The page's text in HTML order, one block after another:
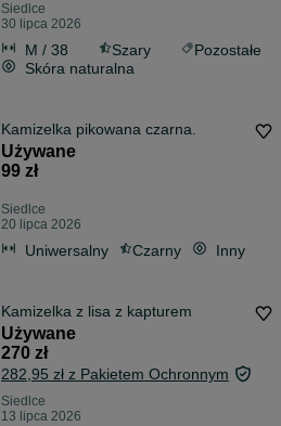
Siedlce
30 lipca 2026
M / 38 Szary
Pozostałe
Skóra naturalna
Kamizelka pikowana czarna.
Używane
99 zł
Siedlce
20 lipca 2026
Uniwersalny Czarny Inny
Kamizelka z lisa z kapturem
Używane
270 zł
282,95 zł z Pakietem Ochronnym
Siedlce
13 lipca 2026